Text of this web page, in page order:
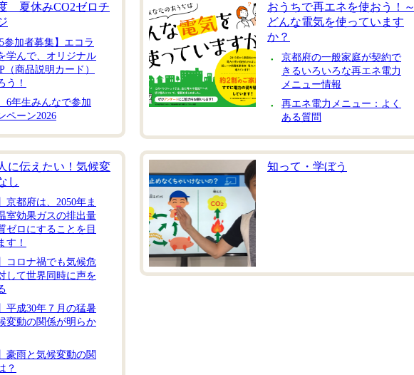
夏休みCO2ゼロチ
参加者募集】エコラ
学んで、オリジナル
（商品説明カード）
う！
6年生みんなで参加
ペーン2026
おうちで再エネを使おう！～
どんな電気を使っています
か？
京都府の一般家庭が契約で
きるいろいろな再エネ電力
メニュー情報
再エネ電力メニュー：よく
ある質問
に伝えたい！気候変
し
京都府は、2050年ま
室効果ガスの排出量
ゼロにすることを目
す！
】コロナ禍でも気候危
して世界同時に声を
平成30年７月の猛暑
変動の関係が明らか
豪雨と気候変動の関
？
知って・学ぼう